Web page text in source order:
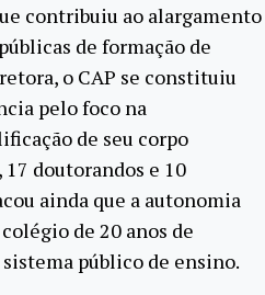
contribuiu ao alargamento
de formação de
o CAP se constituiu
pelo foco na
de seu corpo
doutorandos e 10
ainda que a autonomia
de 20 anos de
público de ensino.